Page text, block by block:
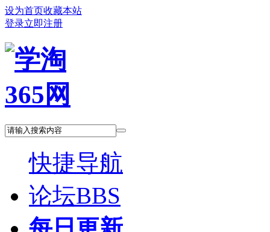
设为首页收藏本站
登录立即注册
快捷导航
论坛BBS